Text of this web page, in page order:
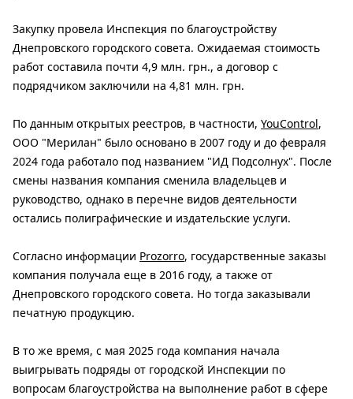
Закупку провела Инспекция по благоустройству
Днепровского городского совета. Ожидаемая стоимость
работ составила почти 4,9 млн. грн., а договор с
подрядчиком заключили на 4,81 млн. грн.
По данным открытых реестров, в частности, YouControl,
ООО "Мерилан" было основано в 2007 году и до февраля
2024 года работало под названием "ИД Подсолнух". После
смены названия компания сменила владельцев и
руководство, однако в перечне видов деятельности
остались полиграфические и издательские услуги.
Согласно информации Prozorro, государственные заказы
компания получала еще в 2016 году, а также от
Днепровского городского совета. Но тогда заказывали
печатную продукцию.
В то же время, с мая 2025 года компания начала
выигрывать подряды от городской Инспекции по
вопросам благоустройства на выполнение работ в сфере